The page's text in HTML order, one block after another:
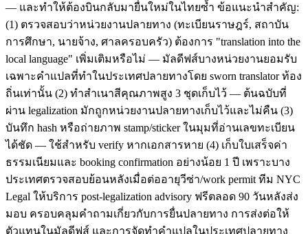
— และทำให้ต้องบินกลับมายื่นใหม่ในไทยซ้ำ ข้อแนะนำสำคัญ:
(1) ตรวจสอบว่าหน่วยงานปลายทาง (ทะเบียนราษฎร์, สถาบัน
การศึกษา, นายจ้าง, ศาลครอบครัว) ต้องการ "translation into the
local language" เพิ่มเติมหรือไม่ — มัลดีฟส์บางหน่วยงานยอมรับ
เฉพาะคำแปลที่ทำในประเทศปลายทางโดย sworn translator ท้อง
ถิ่นเท่านั้น (2) ทำสำเนาสีคุณภาพสูง 3 ชุดเก็บไว้ — ต้นฉบับที่
ผ่าน legalization มักถูกหน่วยงานปลายทางเก็บไว้และไม่คืน (3)
บันทึก hash หรือถ่ายภาพ stamp/sticker ในมุมที่อ่านเลขทะเบียน
ได้ชัด — ใช้สำหรับ verify หากเอกสารหาย (4) เก็บใบเสร็จค่า
ธรรมเนียมและ booking confirmation อย่างน้อย 1 ปี เพราะบาง
ประเทศตรวจสอบย้อนหลังเมื่อต่ออายุวีซ่า/work permit ทีม NYC
Legal ให้บริการ post-legalization advisory ฟรีตลอด 90 วันหลังส่ง
มอบ ครอบคลุมคำถามเกี่ยวกับการยื่นปลายทาง การส่งต่อให้
ตัวแทนในมัลดีฟส์ และการจัดทำคำแปลในประเทศปลายทาง